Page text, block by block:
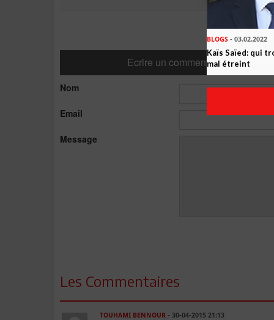
Ecrire un commentaire
Nom
Email
Message
Les Commentaires
TOUHAMI BENNOUR- 30-04-2015 21:13
BLOGS - 03.02.2022
Kaïs Saïed: qui
mal étreint